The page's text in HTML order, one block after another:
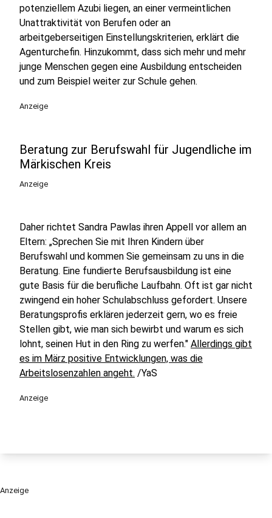
potenziellem Azubi liegen, an einer vermeintlichen
Unattraktivität von Berufen oder an
arbeitgeberseitigen Einstellungskriterien, erklärt die
Agenturchefin. Hinzukommt, dass sich mehr und mehr
junge Menschen gegen eine Ausbildung entscheiden
und zum Beispiel weiter zur Schule gehen.
Anzeige
Beratung zur Berufswahl für Jugendliche im
Märkischen Kreis
Anzeige
Daher richtet Sandra Pawlas ihren Appell vor allem an
Eltern: „Sprechen Sie mit Ihren Kindern über
Berufswahl und kommen Sie gemeinsam zu uns in die
Beratung. Eine fundierte Berufsausbildung ist eine
gute Basis für die berufliche Laufbahn. Oft ist gar nicht
zwingend ein hoher Schulabschluss gefordert. Unsere
Beratungsprofis erklären jederzeit gern, wo es freie
Stellen gibt, wie man sich bewirbt und warum es sich
lohnt, seinen Hut in den Ring zu werfen." Allerdings gibt
es im März positive Entwicklungen, was die
Arbeitslosenzahlen angeht. /YaS
Anzeige
Anzeige